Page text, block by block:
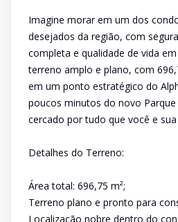
Imagine morar em um dos
desejados da região, com
completa e qualidade de vida
terreno amplo e plano, com
em um ponto estratégico do
poucos minutos do novo Parque
cercado por tudo que você e
Detalhes do Terreno:
Área total: 696,75 m²;
Terreno plano e pronto para
Localização nobre dentro do